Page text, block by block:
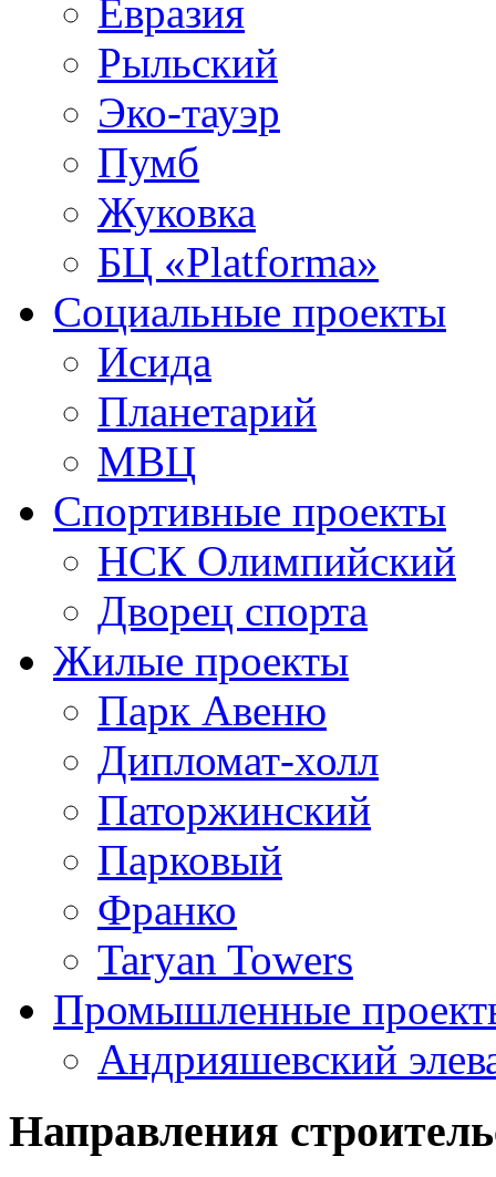
Евразия
Рыльский
Эко-тауэр
Пумб
Жуковка
БЦ «Platforma»
Социальные проекты
Исида
Планетарий
МВЦ
Спортивные проекты
НСК Олимпийский
Дворец спорта
Жилые проекты
Парк Авеню
Дипломат-холл
Паторжинский
Парковый
Франко
Taryan Towers
Промышленные
Андрияшевский
Направления